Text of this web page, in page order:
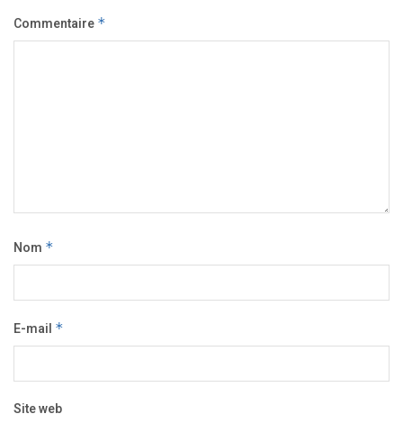
Commentaire *
Nom *
E-mail *
Site web